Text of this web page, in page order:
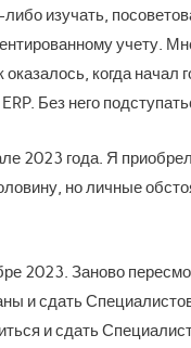
изучать,
учету.
когда
Без него
2023 года. Я
но личные
2023. Заново
и сдать
и сдать